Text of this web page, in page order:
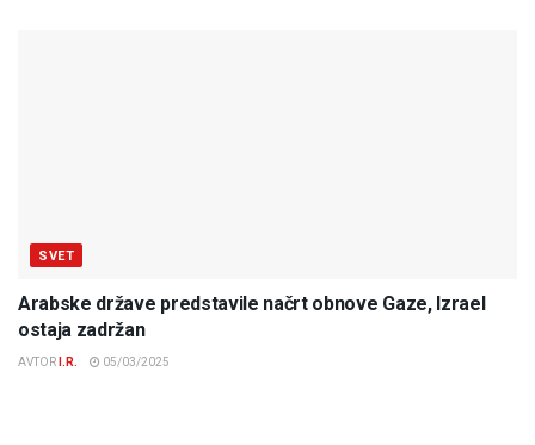
SVET
Arabske države predstavile načrt obnove Gaze, Izrael
ostaja zadržan
AVTOR I.R. 05/03/2025